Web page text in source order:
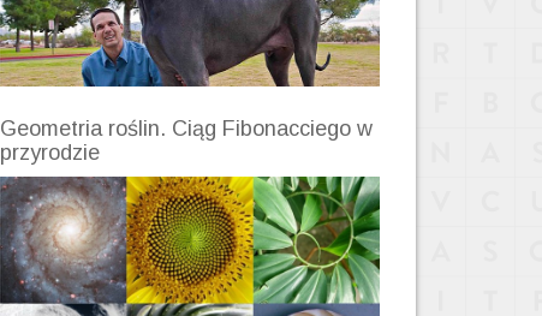
Geometria roślin. Ciąg Fibonacciego w
przyrodzie